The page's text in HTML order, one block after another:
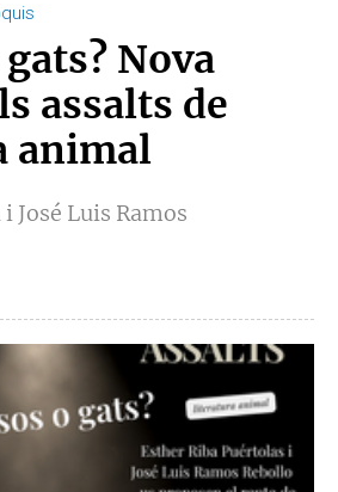
Nova
assalts de
animal
José Luis Ramos